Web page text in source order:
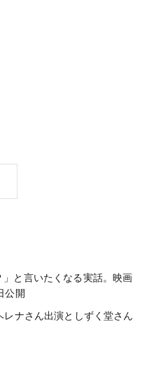
」と言いたくなる実話。映画
公開
ナさん出演としずく堂さん